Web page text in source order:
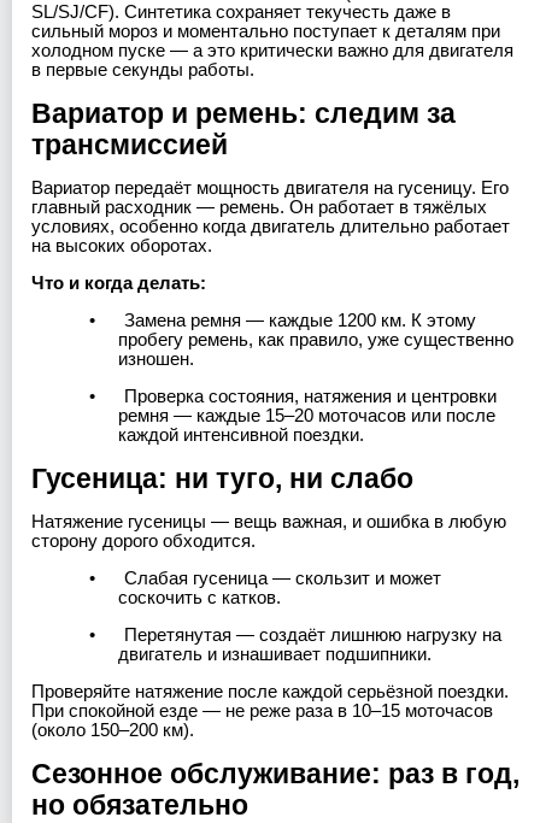
SL/SJ/CF). Синтетика сохраняет текучесть даже в
сильный мороз и моментально поступает к деталям при
холодном пуске — а это критически важно для двигателя
в первые секунды работы.
Вариатор и ремень: следим за
трансмиссией
Вариатор передаёт мощность двигателя на гусеницу. Его
главный расходник — ремень. Он работает в тяжёлых
условиях, особенно когда двигатель длительно работает
на высоких оборотах.
Что и когда делать:
•
Замена ремня — каждые 1200 км. К этому
пробегу ремень, как правило, уже существенно
изношен.
•
Проверка состояния, натяжения и центровки
ремня — каждые 15–20 моточасов или после
каждой интенсивной поездки.
Гусеница: ни туго, ни слабо
Натяжение гусеницы — вещь важная, и ошибка в любую
сторону дорого обходится.
•
Слабая гусеница — скользит и может
соскочить с катков.
•
Перетянутая — создаёт лишнюю нагрузку на
двигатель и изнашивает подшипники.
Проверяйте натяжение после каждой серьёзной поездки.
При спокойной езде — не реже раза в 10–15 моточасов
(около 150–200 км).
Сезонное обслуживание: раз в год,
но обязательно